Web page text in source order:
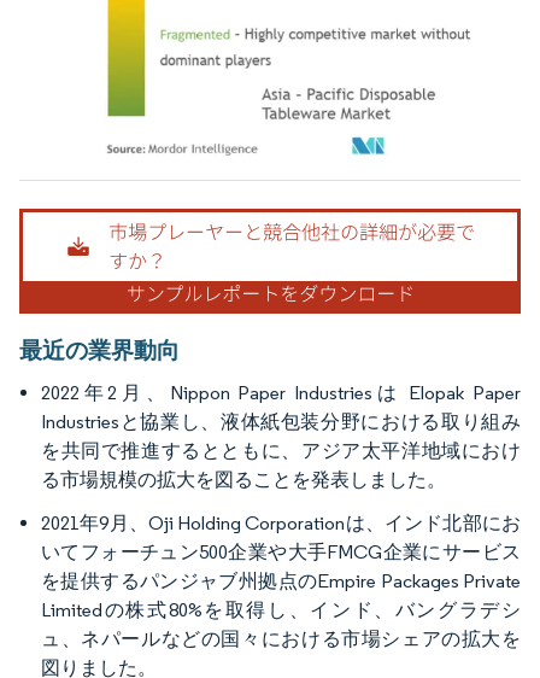
画像 © Mordor Intelligence。再利用にはCC BY 4.0の表示が必要です。
最近の業界動向
2022年2月、Nippon Paper Industriesは Elopak Paper
Industriesと協業し、液体紙包装分野における取り組み
を共同で推進するとともに、アジア太平洋地域におけ
る市場規模の拡大を図ることを発表しました。
2021年9月、Oji Holding Corporationは、インド北部にお
いてフォーチュン500企業や大手FMCG企業にサービス
を提供するパンジャブ州拠点のEmpire Packages Private
Limitedの株式80%を取得し、インド、バングラデシ
ュ、ネパールなどの国々における市場シェアの拡大を
図りました。